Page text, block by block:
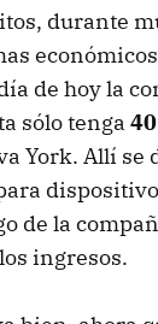
durante
de hoy la
sólo tenga
York. Allí se
de la
ingresos.